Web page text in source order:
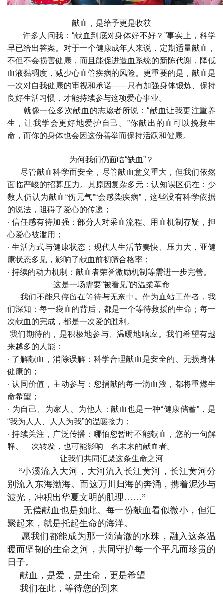
献血，是给予更是收获
许多人问我：“献血到底对身体好不好？”事实上，科学
早已给出答案。对于一个健康成年人来说，定期适量献血，
不但不会损害健康，而且能促进造血系统的新陈代谢，降低
血液黏稠度，减少心血管疾病的风险。更重要的是，献血是
一次对自我健康的审视和承诺——只有加强身体锻炼、保持
良好生活习惯，才能持续参与这项爱心事业。
就像一位多次献血的志愿者所说：“献血让我更注重养
生，让我学会更好地爱护自己。”你献出的血可以挽救生
命，而你的身体也会因这份善举而保持活跃和健康。
为何我们仍面临“缺血”？
尽管献血科学而安全，尽管献血意义重大，但我们依然
面临严峻的招募压力。其原因复杂多元：认知误区仍在：少
数人仍认为献血“伤元气”“会感染疾病”，这些没有科学依据
的说法，阻碍了爱心的传递；
· 信任感有待加强：部分人对采血流程、用血机制存疑，担
心爱心被滥用；
· 生活方式与健康状态：现代人生活节奏快、压力大，亚健
康状态多见，影响了献血前初筛合格率；
· 持续的动力机制：献血者荣誉激励机制等需进一步完善。
这是一场需要“被看见”的温柔革命
我们不能只停留在等待与无奈中。作为血站工作者，我
们深知：每一袋血的背后，都是一个等待救援的生命；每一
次献血的完成，都是一次爱的胜利。
我们期待的，是积极地参与、温暖地响应。我们希望有越
来越多的人能：
· 了解献血，消除误解：科学合理献血是安全的、无损身体
健康的；
· 认同价值，主动参与：您捐献的每一滴血液，都将重燃生
命希望；
· 为自己、为家人、为他人：献血也是一种“健康储蓄”，是
“我为人人、人人为我”的温暖接力；
· 持续关注，广泛传播：哪怕您暂时不能献血，您的一句解
释、一次转发，也可能影响一名未来的献血者。
让我们共同汇聚这条生命之河
“小溪流入大河，大河流入长江黄河，长江黄河分
别流入东海渤海。而这万川归海的奔涌，携着泥沙与
波光，冲积出华夏文明的肌理……”
无偿献血也是如此。每一份献血看似微小，但汇
聚起来，就是托起生命的海洋。
愿我们都能成为那一滴清澈的水珠，融入这条温
暖而坚韧的生命之河，共同守护每一个平凡而珍贵的
日子。
献血，是爱，是生命，更是希望
我们在此，等待您的到来